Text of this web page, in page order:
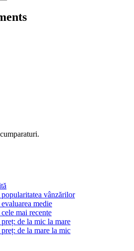
popularitatea vânzărilor
medie
mai recente
preț: de la mic la mare
preț: de la mare la mic